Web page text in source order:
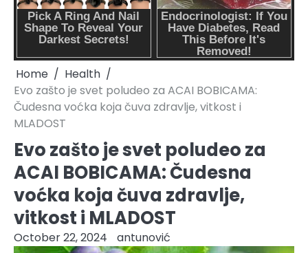
Home
Health
Evo zašto je svet poludeo za ACAI BOBICAMA:
Čudesna voćka koja čuva zdravlje, vitkost i
MLADOST
Evo zašto je svet poludeo za
ACAI BOBICAMA: Čudesna
voćka koja čuva zdravlje,
vitkost i MLADOST
October 22, 2024 antunović